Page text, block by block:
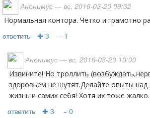
Анонимус — вс, 2016-03-20 09:32
Нормальная контора. Четко и грамотно
ответить ✚ 3 − 1
Анонимус — вс, 2016-03-20 10:00
Извините! Но троллить (возбуждать,нервировать) стариков, это вообще кощунство! Со
здоровьем не шутят.Делайте опыты
жизнь и самих себя! Хотя их тоже жалко.
ответить ✚ 3 − 0